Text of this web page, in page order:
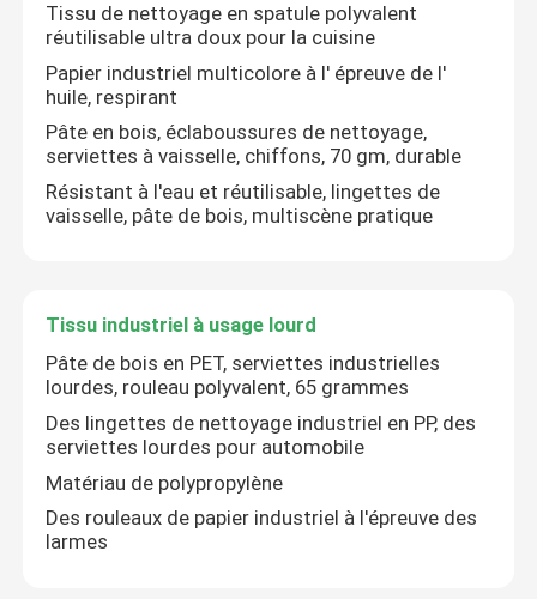
Tissu de nettoyage en spatule polyvalent
réutilisable ultra doux pour la cuisine
Papier industriel multicolore à l' épreuve de l'
huile, respirant
Pâte en bois, éclaboussures de nettoyage,
serviettes à vaisselle, chiffons, 70 gm, durable
Résistant à l'eau et réutilisable, lingettes de
vaisselle, pâte de bois, multiscène pratique
Tissu industriel à usage lourd
Pâte de bois en PET, serviettes industrielles
lourdes, rouleau polyvalent, 65 grammes
Des lingettes de nettoyage industriel en PP, des
serviettes lourdes pour automobile
Matériau de polypropylène
Des rouleaux de papier industriel à l'épreuve des
larmes